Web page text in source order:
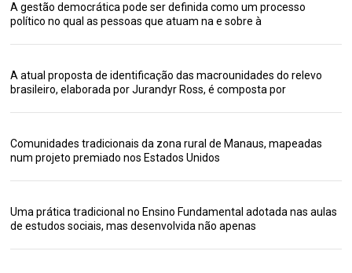
A gestão democrática pode ser definida como um processo
político no qual as pessoas que atuam na e sobre à
A atual proposta de identificação das macrounidades do relevo
brasileiro, elaborada por Jurandyr Ross, é composta por
Comunidades tradicionais da zona rural de Manaus, mapeadas
num projeto premiado nos Estados Unidos
Uma prática tradicional no Ensino Fundamental adotada nas aulas
de estudos sociais, mas desenvolvida não apenas